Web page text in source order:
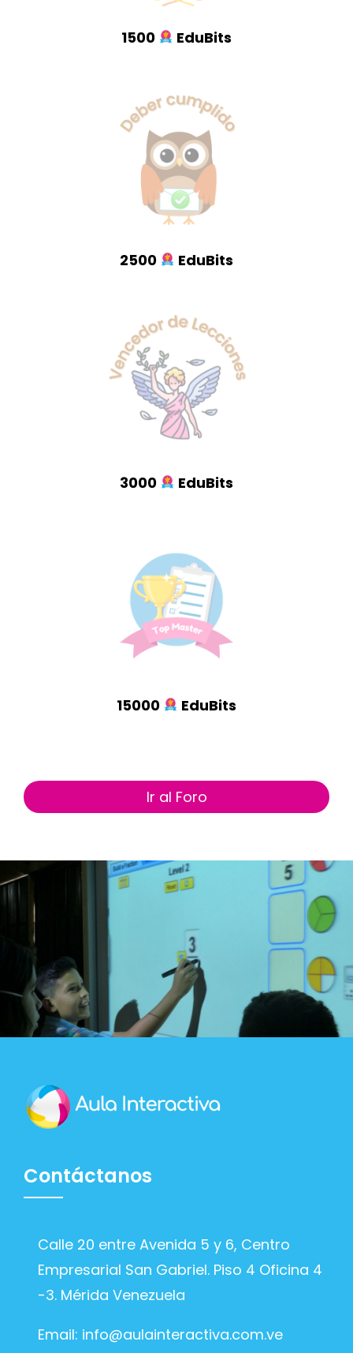
1500 EduBits
2500 EduBits
3000 EduBits
15000 EduBits
Ir al Foro
Contáctanos
Calle 20 entre Avenida 5 y 6, Centro
Empresarial San Gabriel. Piso 4 Oficina 4
-3. Mérida Venezuela
Email: info@aulainteractiva.com.ve